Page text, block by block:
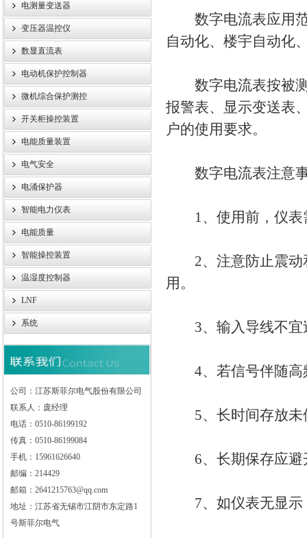
电测量变送器
变压器温控仪
数显直流表
电动机保护控制器
微机综合保护测控
开关柜操控装置
电能质量装置
电气安全
电涌保护器
智能电力仪表
电能质量
智能操控装置
温湿度控制器
LNF
系统
公司：江苏斯菲尔电气股份有限公司
联系人：庞经理
电话：0510-86199192
传真：0510-86199084
手机：15961626640
邮编：214429
邮箱：2641215763@qq.com
地址：江苏省无锡市江阴市东定路1
号斯菲尔电气
数字电流表应用范
自动化、楼宇自动化
数字电流表按被测
报警表、显示变送表
户的使用要求。
数字电流表注意
1、使用前，仪表
2、注意防止震动
用。
3、输入导线不宜
4、若信号伴随高
5、长时间存放未
6、长期保存应避开
7、如仪表无显示